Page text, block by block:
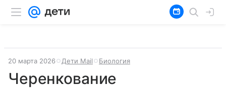
20 марта 2026 Дети Mail Биология
Черенкование